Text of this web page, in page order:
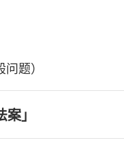
题）
」